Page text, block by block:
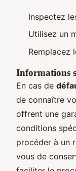
Inspectez
Utilisez un
Remplacez
Informations
En cas de
de connaître
offrent une
conditions
procéder à un
vous de